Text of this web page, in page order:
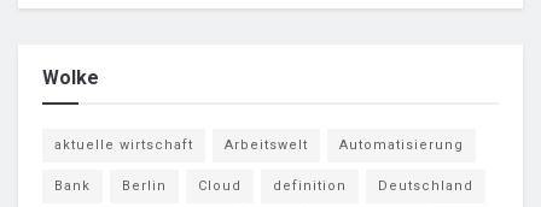
Wolke
aktuelle wirtschaft Arbeitswelt Automatisierung
Bank Berlin Cloud definition Deutschland